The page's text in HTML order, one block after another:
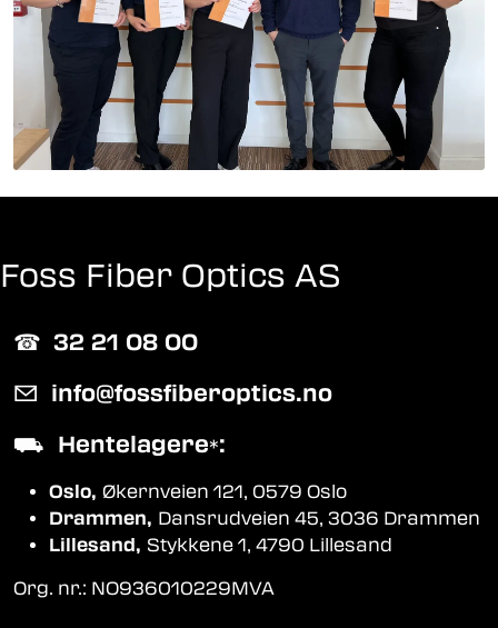
Foss Fiber Optics AS
☎︎ 32 21 08 00
✉ info@fossfiberoptics.no
⛟ Hentelagere*:
Oslo, Økernveien 121, 0579 Oslo
Drammen, Dansrudveien 45, 3036 Drammen
Lillesand, Stykkene 1, 4790 Lillesand
Org. nr.: NO936010229MVA